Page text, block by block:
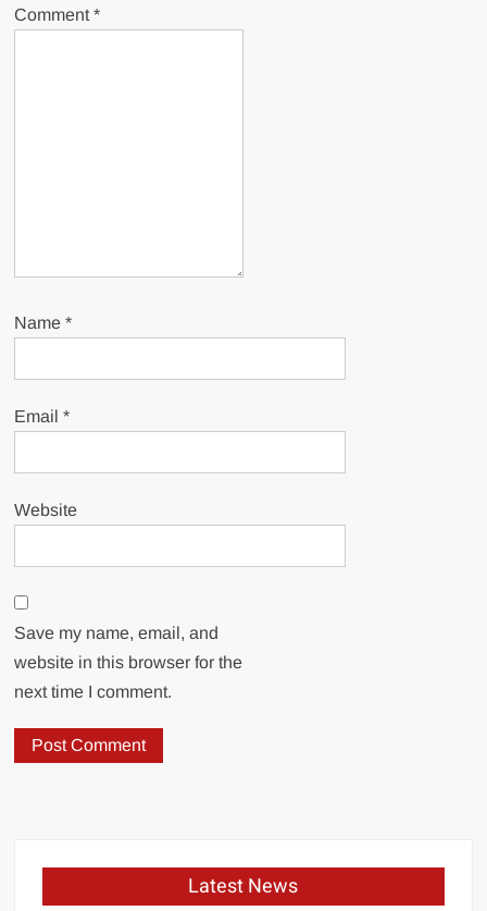
Comment*
Name*
Email*
Website
Save my name, email, and
website in this browser for the
next time I comment.
Latest News